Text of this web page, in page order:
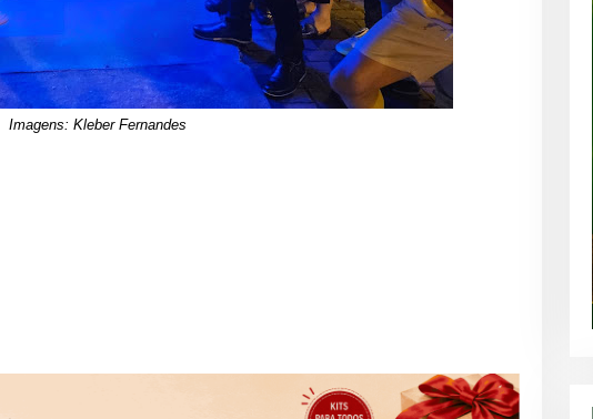
Imagens: Kleber Fernandes